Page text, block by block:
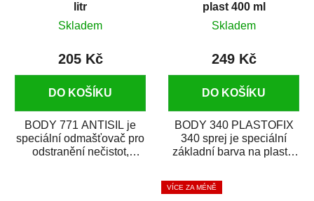
litr
Skladem
205 Kč
DO KOŠÍKU
BODY 771 ANTISIL je
speciální odmašťovač pro
odstranění nečistot,
plast 400 ml
Skladem
249 Kč
DO KOŠÍKU
BODY 340 PLASTOFIX
340 sprej je speciální
základní barva na plasty,
vrchních...
VÍCE ZA MÉNĚ